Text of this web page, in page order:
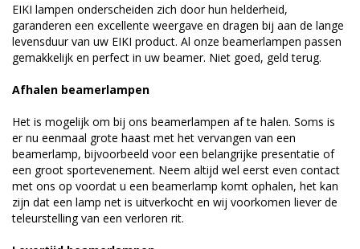
EIKI lampen onderscheiden zich door hun helderheid,
garanderen een excellente weergave en dragen bij aan de lange
levensduur van uw EIKI product. Al onze beamerlampen passen
gemakkelijk en perfect in uw beamer. Niet goed, geld terug.
Afhalen beamerlampen
Het is mogelijk om bij ons beamerlampen af te halen. Soms is
er nu eenmaal grote haast met het vervangen van een
beamerlamp, bijvoorbeeld voor een belangrijke presentatie of
een groot sportevenement. Neem altijd wel eerst even contact
met ons op voordat u een beamerlamp komt ophalen, het kan
zijn dat een lamp net is uitverkocht en wij voorkomen liever de
teleurstelling van een verloren rit.